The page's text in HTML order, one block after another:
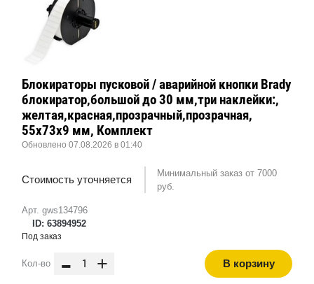
Арт. gws134796
ID: 63894952
Блокираторы пусковой / аварийной кнопки Brady
блокиратор,большой до 30 мм,три наклейки:,
желтая,красная,прозрачный,прозрачная,
55x73x9 мм, Комплект
Обновлено 07.08.2026 в 01:40
Стоимость уточняется
Минимальный заказ от 7000
руб.
Под заказ
Кол-во - + В корзину